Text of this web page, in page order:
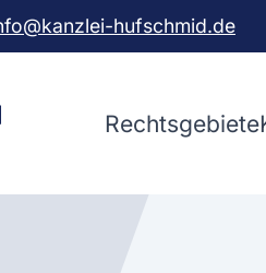
hufschmid.de
Rechtsgebiete